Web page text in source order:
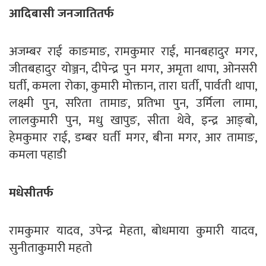
आदिबासी जनजातितर्फ
अजम्बर राई काङमाङ, रामकुमार राई, मानबहादुर मगर,
जीतबहादुर योञ्जन, दीपेन्द्र पुन मगर, अमृता थापा, ओनसरी
घर्ती, कमला रोका, कुमारी मोक्तान, तारा घर्ती, पार्वती थापा,
लक्ष्मी पुन, सरिता तामाङ, प्रतिभा पुन, उर्मिला लामा,
लालकुमारी पुन, मधु खापुङ, सीता थेवे, इन्द्र आङ्बो,
हेमकुमार राई, डम्बर घर्ती मगर, बीना मगर, आर तामाङ,
कमला पहाडी
मधेसीतर्फ
रामकुमार यादव, उपेन्द्र मेहता, बोधमाया कुमारी यादव,
सुनीताकुमारी महतो